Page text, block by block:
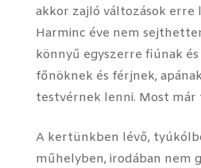
akkor zajló változások erre
Harminc éve nem
könnyű egyszerre fiúnak
főnöknek és férjnek,
testvérnek lenni. Most már
A kertünkben lévő,
műhelyben, irodában nem